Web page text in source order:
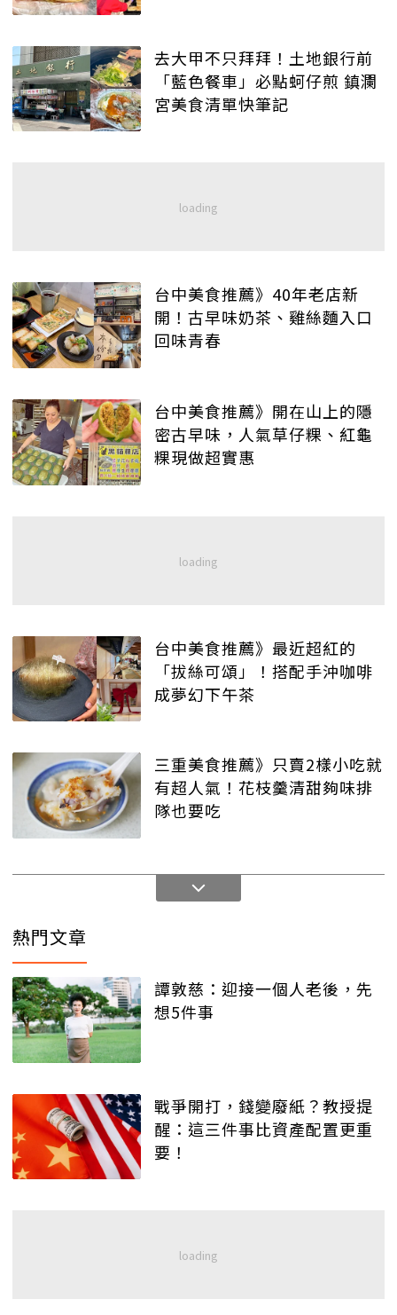
去大甲不只拜拜！土地銀行前
「藍色餐車」必點蚵仔煎 鎮瀾
宮美食清單快筆記
台中美食推薦》40年老店新
開！古早味奶茶、雞絲麵入口
回味青春
台中美食推薦》開在山上的隱
密古早味，人氣草仔粿、紅龜
粿現做超實惠
台中美食推薦》最近超紅的
「拔絲可頌」！搭配手沖咖啡
成夢幻下午茶
三重美食推薦》只賣2樣小吃就
有超人氣！花枝羹清甜夠味排
隊也要吃
熱門文章
譚敦慈：迎接一個人老後，先
想5件事
戰爭開打，錢變廢紙？教授提
醒：這三件事比資產配置更重
要！